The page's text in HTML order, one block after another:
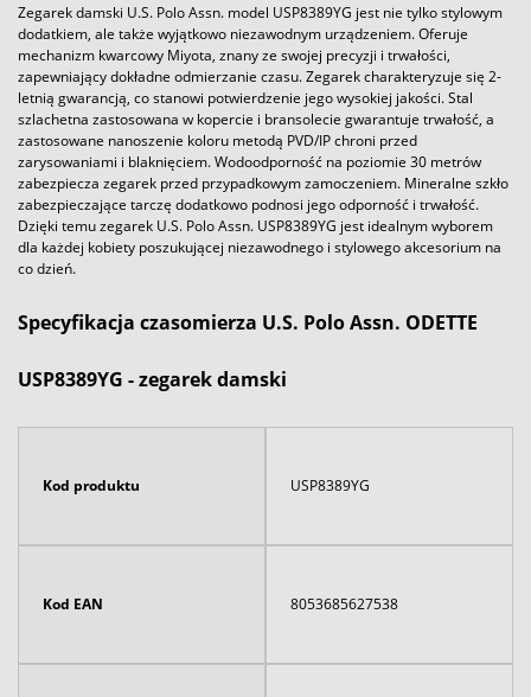
Zegarek damski U.S. Polo Assn. model USP8389YG jest nie tylko stylowym
dodatkiem, ale także wyjątkowo niezawodnym urządzeniem. Oferuje
mechanizm kwarcowy Miyota, znany ze swojej precyzji i trwałości,
zapewniający dokładne odmierzanie czasu. Zegarek charakteryzuje się 2-
letnią gwarancją, co stanowi potwierdzenie jego wysokiej jakości. Stal
szlachetna zastosowana w kopercie i bransolecie gwarantuje trwałość, a
zastosowane nanoszenie koloru metodą PVD/IP chroni przed
zarysowaniami i blaknięciem. Wodoodporność na poziomie 30 metrów
zabezpiecza zegarek przed przypadkowym zamoczeniem. Mineralne szkło
zabezpieczające tarczę dodatkowo podnosi jego odporność i trwałość.
Dzięki temu zegarek U.S. Polo Assn. USP8389YG jest idealnym wyborem
dla każdej kobiety poszukującej niezawodnego i stylowego akcesorium na
co dzień.
Specyfikacja czasomierza U.S. Polo Assn. ODETTE
USP8389YG - zegarek damski
Kod produktu USP8389YG
Kod EAN 8053685627538